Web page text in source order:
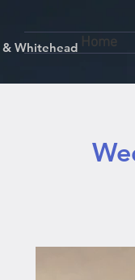
& Whitehead Home